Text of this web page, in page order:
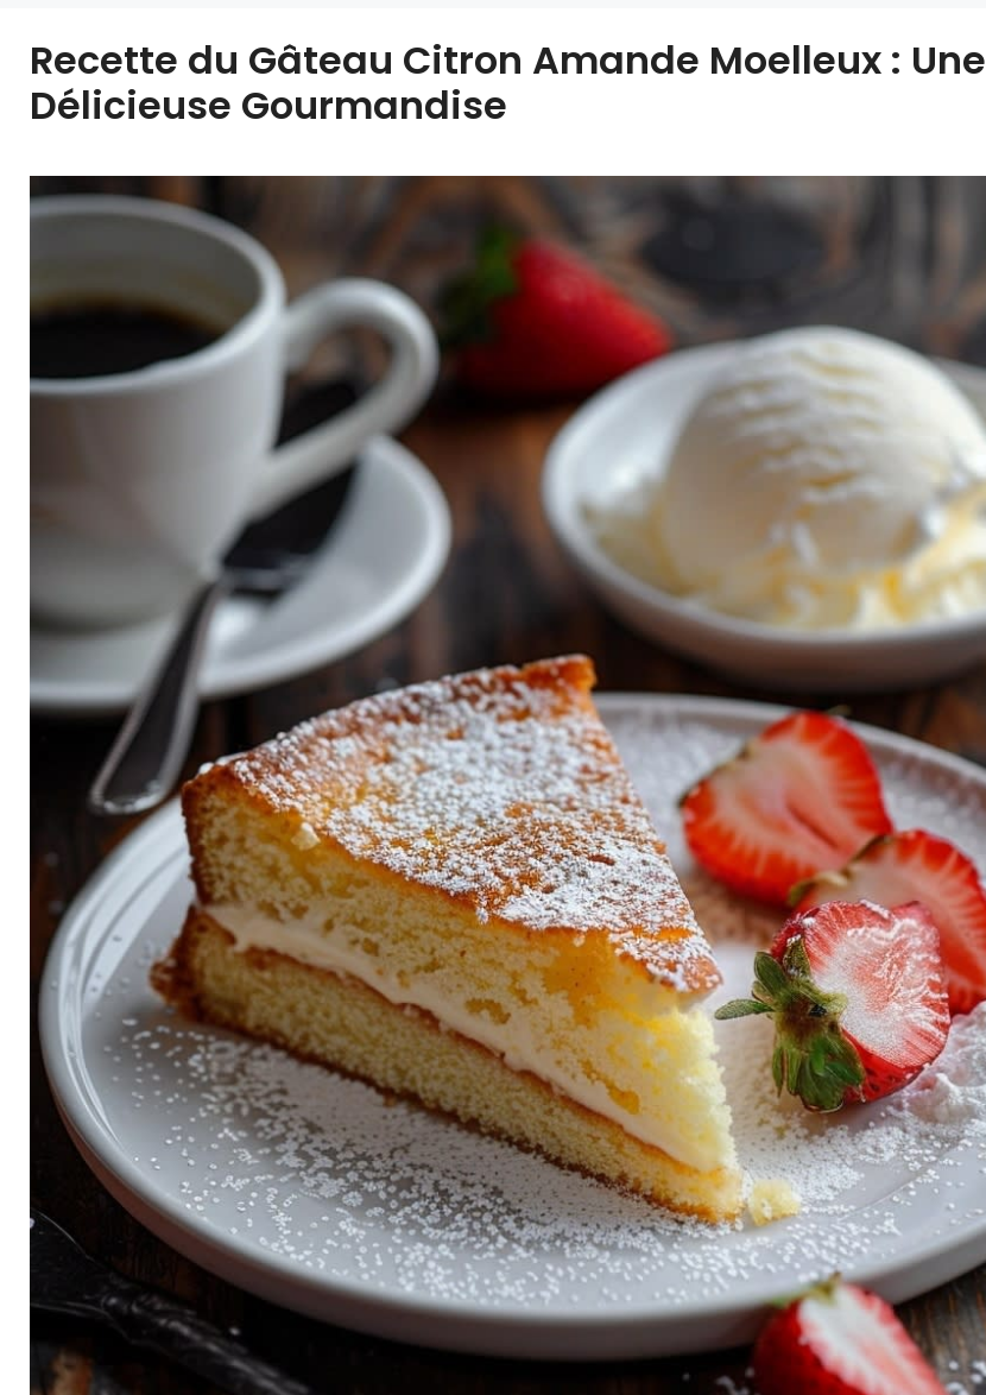
Recette du Gâteau Citron Amande Moelleux : Une
Délicieuse Gourmandise